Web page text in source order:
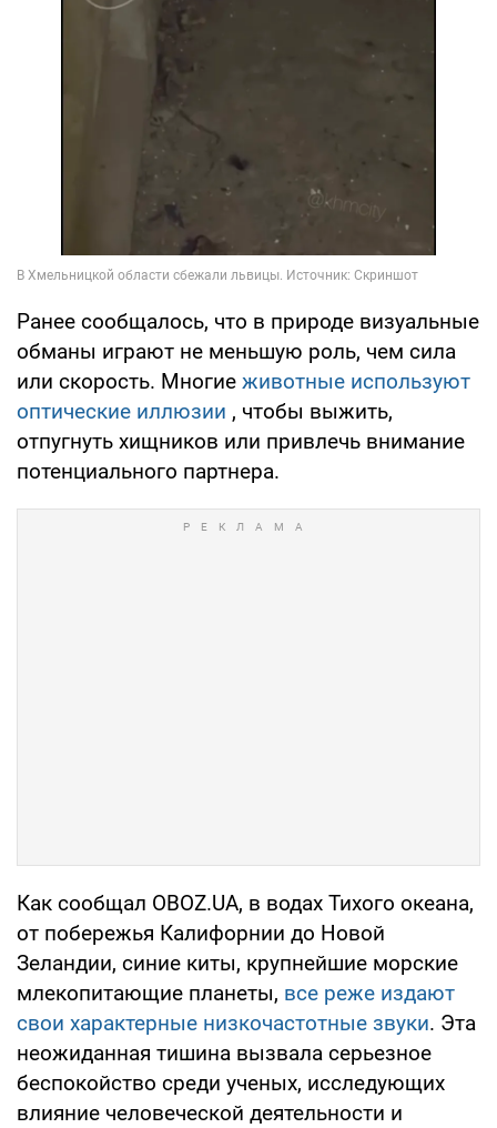
Ранее сообщалось, что в природе визуальные
обманы играют не меньшую роль, чем сила
или скорость. Многие животные используют
оптические иллюзии , чтобы выжить,
отпугнуть хищников или привлечь внимание
потенциального партнера.
Как сообщал OBOZ.UA, в водах Тихого океана,
от побережья Калифорнии до Новой
Зеландии, синие киты, крупнейшие морские
млекопитающие планеты, все реже издают
свои характерные низкочастотные звуки. Эта
неожиданная тишина вызвала серьезное
беспокойство среди ученых, исследующих
влияние человеческой деятельности и